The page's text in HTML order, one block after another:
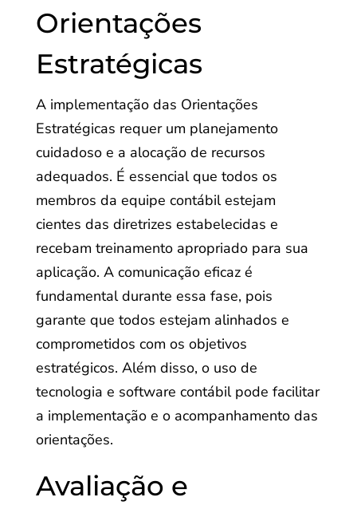
Orientações
Estratégicas
A implementação das Orientações
Estratégicas requer um planejamento
cuidadoso e a alocação de recursos
adequados. É essencial que todos os
membros da equipe contábil estejam
cientes das diretrizes estabelecidas e
recebam treinamento apropriado para sua
aplicação. A comunicação eficaz é
fundamental durante essa fase, pois
garante que todos estejam alinhados e
comprometidos com os objetivos
estratégicos. Além disso, o uso de
tecnologia e software contábil pode facilitar
a implementação e o acompanhamento das
orientações.
Avaliação e